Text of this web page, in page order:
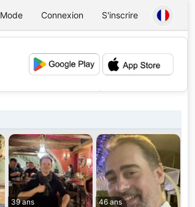
Mode Connexion S'inscrire
39 ans
46 ans